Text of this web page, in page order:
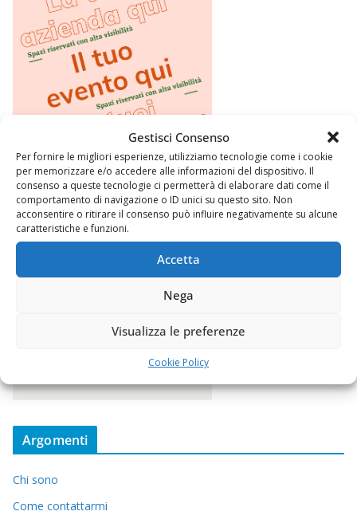
Gestisci Consenso
Per fornire le migliori esperienze, utilizziamo tecnologie come i cookie
per memorizzare e/o accedere alle informazioni del dispositivo. Il
consenso a queste tecnologie ci permetterà di elaborare dati come il
comportamento di navigazione o ID unici su questo sito. Non
acconsentire o ritirare il consenso può influire negativamente su alcune
caratteristiche e funzioni.
Accetta
Nega
Visualizza le preferenze
Cookie Policy
Argomenti
Chi sono
Come contattarmi